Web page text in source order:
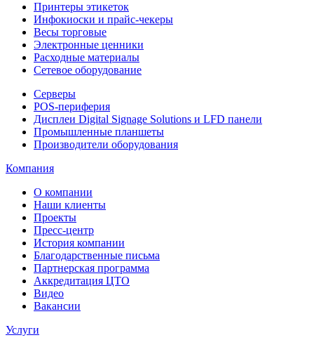
Принтеры этикеток
Инфокиоски и прайс-чекеры
Весы торговые
Электронные ценники
Расходные материалы
Сетевое оборудование
Серверы
POS-периферия
Дисплеи Digital Signage Solutions и LFD панели
Промышленные планшеты
Производители оборудования
Компания
О компании
Наши клиенты
Проекты
Пресс-центр
История компании
Благодарственные письма
Партнерская программа
Аккредитация ЦТО
Видео
Вакансии
Услуги